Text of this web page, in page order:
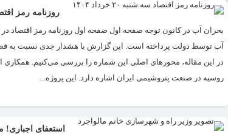
روزنامه رمز اقتصاد سه
آب توسط دولت پرداخته است. این گزارش با هشدار جدی نسبت به
روسیه در صنعت پتروشیمی ایران اشاره دارد. این پروژه...
استعفای